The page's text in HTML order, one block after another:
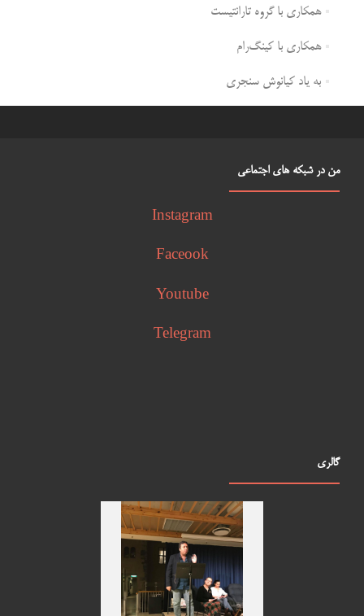
همکاری با گروه تارانتیست
همکاری با کینگ‌رام
به یاد کیانوش سنجری
من در شبکه های اجتماعی
Instagram
Faceook
Youtube
Telegram
گالری